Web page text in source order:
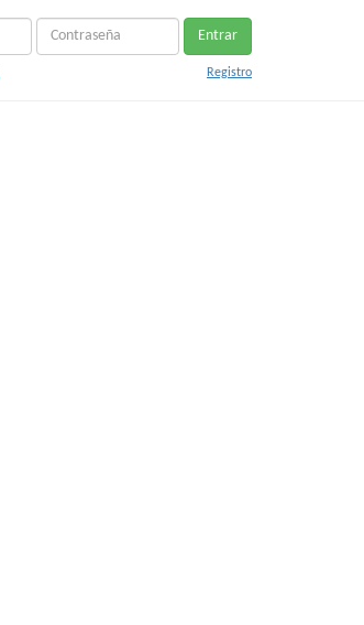
Entrar
Registro